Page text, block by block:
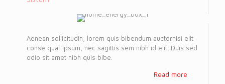
Aenean sollicitudin, lorem quis bibendum auctornisi elit
conse quat ipsum, nec sagittis sem nibh id elit. Duis sed
odio sit amet nibh quis bibe.
Read more